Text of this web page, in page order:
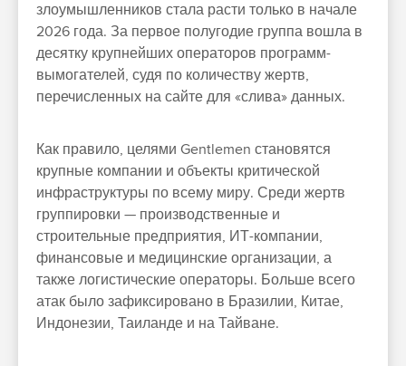
злоумышленников стала расти только в начале
2026 года. За первое полугодие группа вошла в
десятку крупнейших операторов программ-
вымогателей, судя по количеству жертв,
перечисленных на сайте для «слива» данных.
Как правило, целями Gentlemen становятся
крупные компании и объекты критической
инфраструктуры по всему миру. Среди жертв
группировки — производственные и
строительные предприятия, ИТ-компании,
финансовые и медицинские организации, а
также логистические операторы. Больше всего
атак было зафиксировано в Бразилии, Китае,
Индонезии, Таиланде и на Тайване.